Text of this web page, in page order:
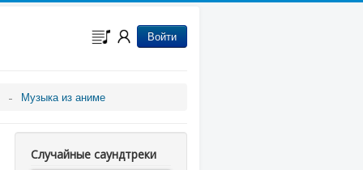
Войти
Музыка из аниме
Случайные саундтреки